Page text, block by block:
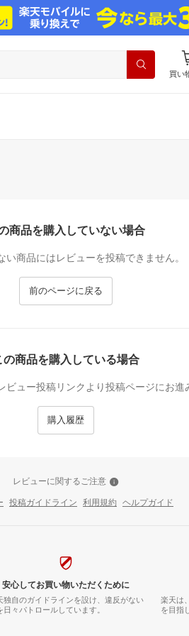
買い
商品を購入していない場合
い商品にはレビューを投稿できません。
前のページに戻る
の商品を購入している場合
ビュー投稿リンクより投稿ページにお進
購入履歴
レビューに関するご注意
投稿ガイドライン 利用規約 ヘルプガイド
安心してお買い物いただくために
独自のガイドラインを設け、違反がない
日々パトロールしています。
楽天は
を目指